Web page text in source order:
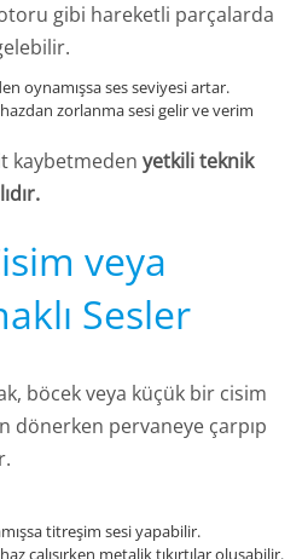
gibi hareketli parçalarda
oynamışsa ses seviyesi artar.
zorlanma sesi gelir ve verim
kaybetmeden yetkili teknik
veya
Sesler
böcek veya küçük bir cisim
dönerken pervaneye çarpıp
titreşim sesi yapabilir.
çalışırken metalik tıkırtılar oluşabilir.